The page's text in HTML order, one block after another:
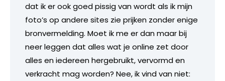
dat ik er ook goed pissig van wordt als ik mijn
foto’s op andere sites zie prijken zonder enige
bronvermelding. Moet ik me er dan maar bij
neer leggen dat alles wat je online zet door
alles en iedereen hergebruikt, vervormd en
verkracht mag worden? Nee, ik vind van niet: